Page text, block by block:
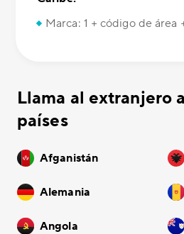
Marca: 1 + código de área
Llama al extranjero
países
Afganistán
Alemania
Angola